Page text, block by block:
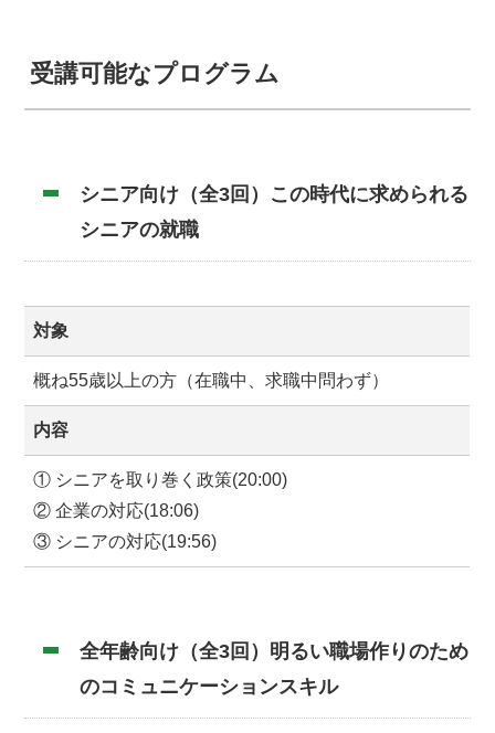
受講可能なプログラム
シニア向け（全3回）この時代に求められる
シニアの就職
対象
概ね55歳以上の方（在職中、求職中問わず）
内容
① シニアを取り巻く政策(20:00)
② 企業の対応(18:06)
③ シニアの対応(19:56)
全年齢向け（全3回）明るい職場作りのため
のコミュニケーションスキル